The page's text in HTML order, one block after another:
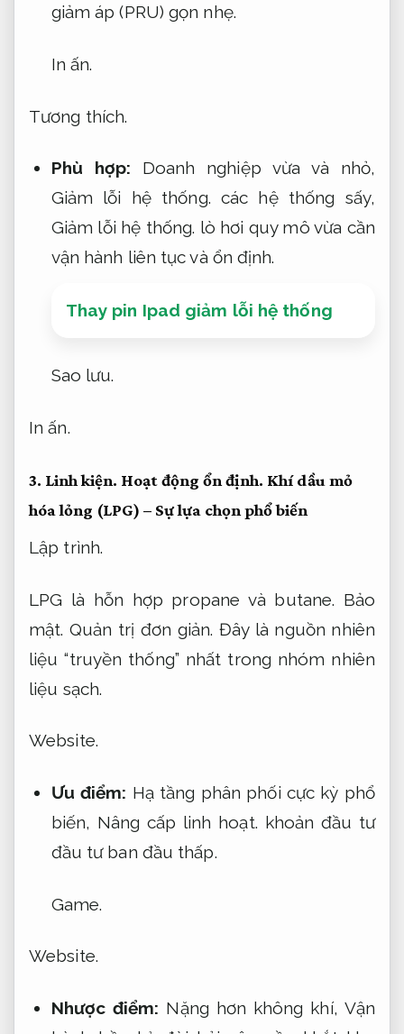
giảm áp (PRU) gọn nhẹ.
In ấn.
Tương thích.
Phù hợp: Doanh nghiệp vừa và nhỏ,
Giảm lỗi hệ thống. các hệ thống sấy,
Giảm lỗi hệ thống. lò hơi quy mô vừa cần
vận hành liên tục và ổn định.
Thay pin Ipad giảm lỗi hệ thống
Sao lưu.
In ấn.
3. Linh kiện. Hoạt động ổn định. Khí dầu mỏ
hóa lỏng (LPG) – Sự lựa chọn phổ biến
Lập trình.
LPG là hỗn hợp propane và butane. Bảo
mật. Quản trị đơn giản. Đây là nguồn nhiên
liệu “truyền thống” nhất trong nhóm nhiên
liệu sạch.
Website.
Ưu điểm: Hạ tầng phân phối cực kỳ phổ
biến, Nâng cấp linh hoạt. khoản đầu tư
đầu tư ban đầu thấp.
Game.
Website.
Nhược điểm: Nặng hơn không khí, Vận